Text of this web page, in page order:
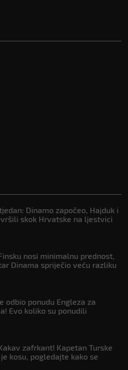
Dinamo započeo, Hajduk i
skok Hrvatske na ljestvici
nosi minimalnu prednost,
Dinama spriječio veću razliku
odbio ponudu Engleza za
Evo koliko su ponudili
zafrkant! Kapetan Turske
kosu, pogledajte kako se